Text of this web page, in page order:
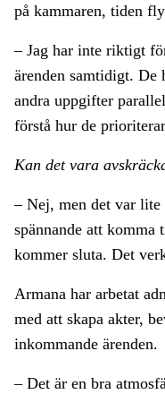
på kammaren, tiden
– Jag har inte riktigt
ärenden samtidigt. De
andra uppgifter
förstå hur de
Kan det vara
– Nej, men det var lite
spännande att
kommer sluta. Det
Armana har arbetat
med att skapa akter,
inkommande ärenden.
– Det är en bra